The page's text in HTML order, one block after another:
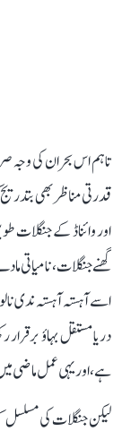
تاہم اس بحران کی وجہ
قدرتی مناظر بھی
اور وائناڈ کے جنگلات
گھنے جنگلات، نامیاتی
اسے آہستہ آہستہ ندی
دریا مستقل بہاؤ برقرار
ہے، اور یہی عمل ماضی
لیکن جنگلات کی مسلسل